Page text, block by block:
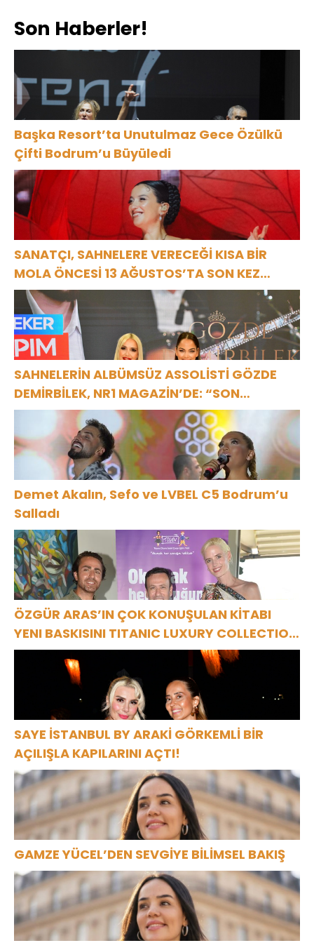
Son Haberler!
Başka Resort’ta Unutulmaz Gece Özülkü
Çifti Bodrum’u Büyüledi
SANATÇI, SAHNELERE VERECEĞİ KISA BİR
MOLA ÖNCESİ 13 AĞUSTOS’TA SON KEZ
HARBİYE’DE OLACAK!
SAHNELERİN ALBÜMSÜZ ASSOLİSTİ GÖZDE
DEMİRBİLEK, NR1 MAGAZİN’DE: “SON
ASSOLİST OLARAK VAR OLACAĞIM!”
Demet Akalın, Sefo ve LVBEL C5 Bodrum’u
Salladı
ÖZGÜR ARAS’IN ÇOK KONUŞULAN KİTABI
YENI BASKISINI TITANIC LUXURY COLLECTION
BODRUM’DA KUTLADI
SAYE İSTANBUL BY ARAKİ GÖRKEMLİ BİR
AÇILIŞLA KAPILARINI AÇTI!
GAMZE YÜCEL’DEN SEVGİYE BİLİMSEL BAKIŞ